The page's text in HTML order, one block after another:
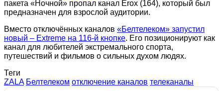
пакета «Ночной» пропал канал Erox (164), который был
предназначен для взрослой аудитории.
Вместо отключённых каналов «Белтелеком» запустил
новый – Extreme на 116-й кнопке. Его позиционируют как
канал для любителей экстремального спорта,
путешествий и фильмов о сильных духом людях.
Теги
ZALA Белтелеком отключение каналов телеканалы